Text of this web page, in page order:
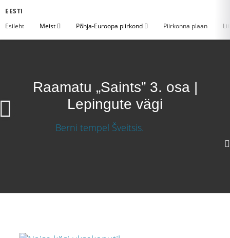
EESTI
Esileht
Meist Põhja-Euroopa piirkond Piirkonna plaan
Raamatu „Saints” 3. osa |
Lepingute vägi